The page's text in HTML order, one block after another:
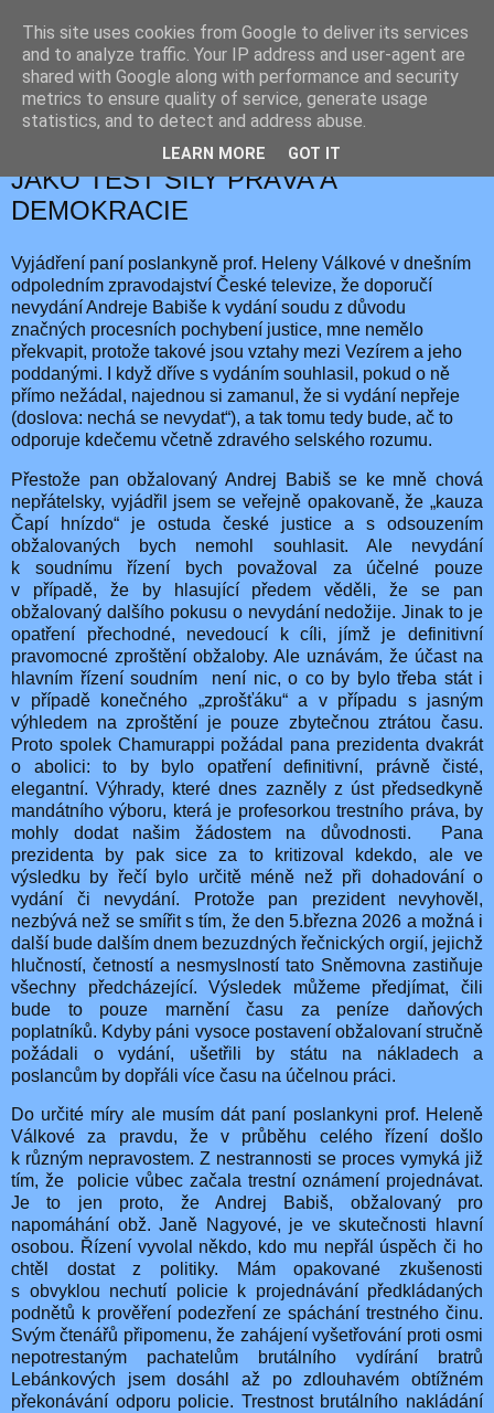
JEMELIK ZDENĚK
úterý 17. února 2026
UPLATNĚNÍ POSLANECKÉ IMUNITY
JAKO TEST SÍLY PRÁVA A
DEMOKRACIE
Vyjádření paní poslankyně prof. Heleny Válkové v dnešním
odpoledním zpravodajství České televize, že doporučí
nevydání Andreje Babiše k vydání soudu z důvodu
značných procesních pochybení justice, mne nemělo
překvapit, protože takové jsou vztahy mezi Vezírem a jeho
poddanými. I když dříve s vydáním souhlasil, pokud o ně
přímo nežádal, najednou si zamanul, že si vydání nepřeje
(doslova: nechá se nevydat“), a tak tomu tedy bude, ač to
odporuje kdečemu včetně zdravého selského rozumu.
Přestože pan obžalovaný Andrej Babiš se ke mně chová
nepřátelsky, vyjádřil jsem se veřejně opakovaně, že „kauza
Čapí hnízdo“ je ostuda
české justice a s odsouzením
obžalovaných bych nemohl souhlasit. Ale nevydání
k soudnímu řízení bych považoval za účelné pouze
v případě, že by hlasující předem věděli, že se pan
obžalovaný dalšího pokusu o nevydání nedožije. Jinak to je
opatření přechodné, nevedoucí k cíli, jímž je definitivní
pravomocné zproštění obžaloby. Ale uznávám, že účast na
hlavním řízení soudním není nic, o co by bylo třeba stát i
v případě konečného „zprošťáku“ a v případu s jasným
výhledem na zproštění je pouze zbytečnou ztrátou času.
Proto spolek Chamurappi požádal pana prezidenta dvakrát
o abolici: to by bylo opatření definitivní, právně čisté,
elegantní. Výhrady, které dnes zazněly z úst předsedkyně
mandátního výboru, která je profesorkou trestního práva, by
mohly dodat našim žádostem na důvodnosti. Pana
prezidenta by pak sice za to kritizoval kdekdo, ale ve
výsledku by řečí bylo určitě méně než při dohadování o
vydání či nevydání. Protože pan prezident nevyhověl,
nezbývá než se smířit s tím, že den 5.března 2026 a možná i
další bude dalším dnem bezuzdných řečnických orgií, jejichž
hlučností, četností a nesmyslností tato Sněmovna zastiňuje
všechny předcházející. Výsledek můžeme předjímat, čili
bude to pouze marnění času za peníze daňových
poplatníků. Kdyby páni vysoce postavení obžalovaní stručně
požádali o vydání, ušetřili by státu na nákladech a
poslancům by dopřáli více času na účelnou práci.
Do určité míry ale musím dát paní poslankyni prof. Heleně
Válkové za pravdu, že v průběhu celého řízení došlo
k různým nepravostem. Z nestrannosti se proces vymyká již
tím, že policie vůbec začala trestní oznámení projednávat.
Je to jen proto, že Andrej Babiš, obžalovaný pro
napomáhání obž. Janě Nagyové, je ve skutečnosti hlavní
osobou. Řízení vyvolal někdo, kdo mu nepřál úspěch či ho
chtěl dostat z politiky. Mám opakované zkušenosti
s obvyklou nechutí policie k projednávání předkládaných
podnětů k prověření podezření ze spáchání trestného činu.
Svým čtenářů připomenu, že zahájení vyšetřování proti osmi
nepotrestaným pachatelům brutálního vydírání bratrů
Lebánkových jsem dosáhl až po zdlouhavém obtížném
překonávání odporu policie. Trestnost brutálního nakládání
This site uses cookies from Google to deliver its services
and to analyze traffic. Your IP address and user-agent are
shared with Google along with performance and security
metrics to ensure quality of service, generate usage
statistics, and to detect and address abuse.
LEARN MORE GOT IT